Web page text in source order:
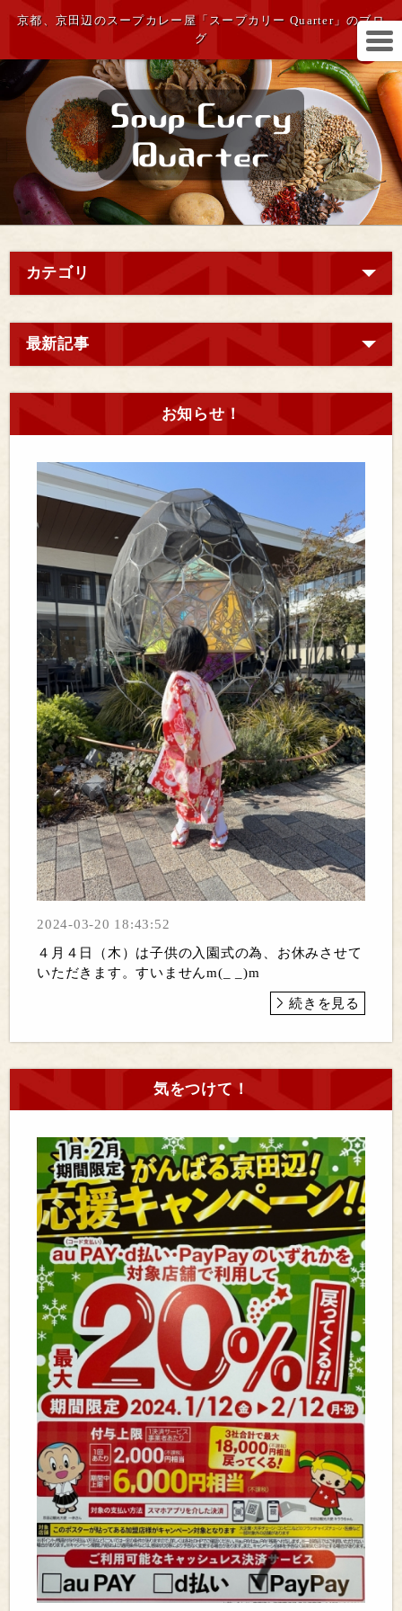
京都、京田辺のスープカレー屋「スープカリー Quarter」のブロ
グ
カテゴリ
最新記事
お知らせ！
2024-03-20 18:43:52
４月４日（木）は子供の入園式の為、お休みさせて
いただきます。すいませんm(_ _)m
続きを見る
気をつけて！